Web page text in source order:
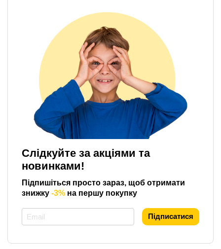
Слідкуйте за акціями та
новинками!
Підпишіться просто зараз, щоб отримати
знижку -3% на першу покупку
Підписатися